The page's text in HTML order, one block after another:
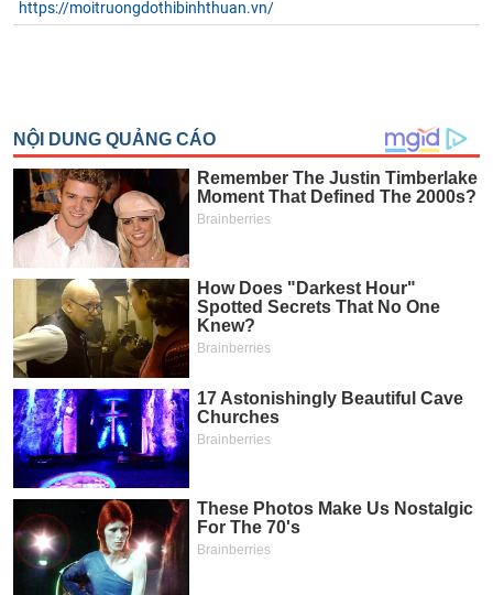
https://moitruongdothibinhthuan.vn/